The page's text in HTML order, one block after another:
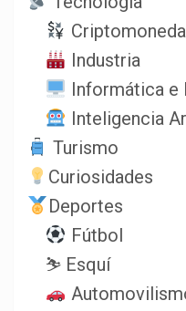
Industria
Informática e
Inteligencia
Turismo
Curiosidades
Deportes
Fútbol
⛷️ Esquí